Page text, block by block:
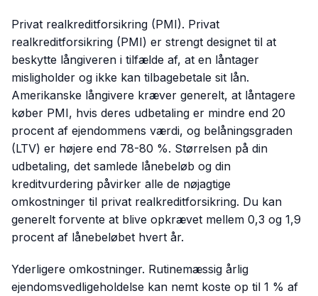
Privat realkreditforsikring (PMI). Privat
realkreditforsikring (PMI) er strengt designet til at
beskytte långiveren i tilfælde af, at en låntager
misligholder og ikke kan tilbagebetale sit lån.
Amerikanske långivere kræver generelt, at låntagere
køber PMI, hvis deres udbetaling er mindre end 20
procent af ejendommens værdi, og belåningsgraden
(LTV) er højere end 78-80 %. Størrelsen på din
udbetaling, det samlede lånebeløb og din
kreditvurdering påvirker alle de nøjagtige
omkostninger til privat realkreditforsikring. Du kan
generelt forvente at blive opkrævet mellem 0,3 og 1,9
procent af lånebeløbet hvert år.
Yderligere omkostninger. Rutinemæssig årlig
ejendomsvedligeholdelse kan nemt koste op til 1 % af